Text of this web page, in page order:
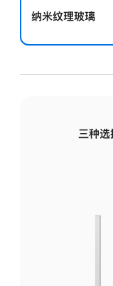
纳米纹理玻璃
三种选